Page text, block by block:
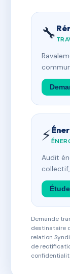
🔧
⚡
Audit
Demande
destinataire
relation
de